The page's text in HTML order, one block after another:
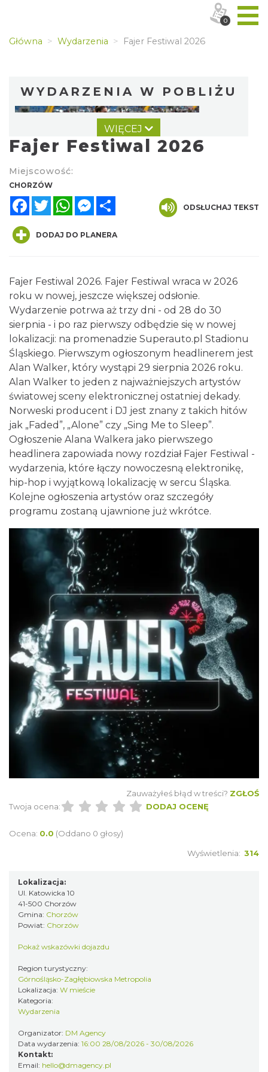
Główna Wydarzenia Fajer Festiwal 2026
WYDARZENIA W POBLIŻU
Silesia Memoriał Kamili Skolimowskiej
Chorzów
0.00 km
Silesia Marathon 2026
Chorzów
2026-10-04
0.00 km
Dzień Kartofla w chorzowskim skansenie
Chorzów
2026-09-20
0.79 km
O zbożach, chlebie i ziołach
Chorzów
2026-08-23
0.79 km
Kult – Pomarańczowa Trasa 2026
3.99 km
Myslovitz - Sentymentalny powrót do lat
2000
Katowice
WIĘCEJ
Fajer Festiwal 2026
Miejscowość:
CHORZÓW
FacebookTwitterWhatsAppMessenger
ODSŁUCHAJ TEKST
DODAJ DO PLANERA
Fajer Festiwal 2026. Fajer Festiwal wraca w 2026
roku w nowej, jeszcze większej odsłonie.
Wydarzenie potrwa aż trzy dni - od 28 do 30
sierpnia - i po raz pierwszy odbędzie się w nowej
lokalizacji: na promenadzie Superauto.pl Stadionu
Śląskiego. Pierwszym ogłoszonym headlinerem jest
Alan Walker, który wystąpi 29 sierpnia 2026 roku.
Alan Walker to jeden z najważniejszych artystów
światowej sceny elektronicznej ostatniej dekady.
Norweski producent i DJ jest znany z takich hitów
jak „Faded”, „Alone” czy „Sing Me to Sleep”.
Ogłoszenie Alana Walkera jako pierwszego
headlinera zapowiada nowy rozdział Fajer Festiwal -
wydarzenia, które łączy nowoczesną elektronikę,
hip-hop i wyjątkową lokalizację w sercu Śląska.
Kolejne ogłoszenia artystów oraz szczegóły
programu zostaną ujawnione już wkrótce.
Zauważyłeś błąd w treści? ZGŁOŚ
Twoja ocena:
DODAJ OCENĘ
Ocena: 0.0 (Oddano 0 głosy)
Wyświetlenia: 314
Lokalizacja:
Ul. Katowicka 10
41-500 Chorzów
Gmina: Chorzów
Powiat: Chorzów
Pokaż wskazówki dojazdu
Region turystyczny:
Górnośląsko-Zagłębiowska Metropolia
Lokalizacja: W mieście
Kategoria:
Wydarzenia
Organizator: DM Agency
Data wydarzenia: 16:00 28/08/2026 - 30/08/2026
Kontakt:
Email: hello@dmagency.pl
0